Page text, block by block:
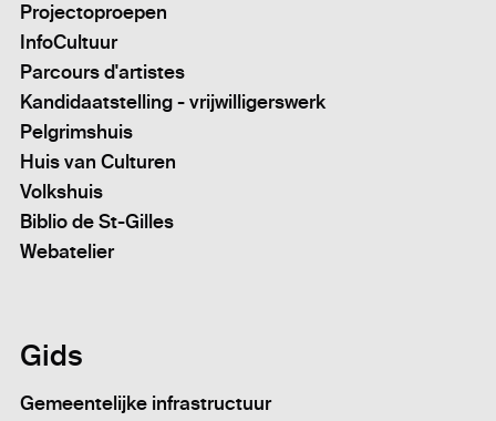
Projectoproepen
InfoCultuur
Parcours d'artistes
Kandidaatstelling - vrijwilligerswerk
Pelgrimshuis
Huis van Culturen
Volkshuis
Biblio de St-Gilles
Webatelier
Gids
Gemeentelijke infrastructuur